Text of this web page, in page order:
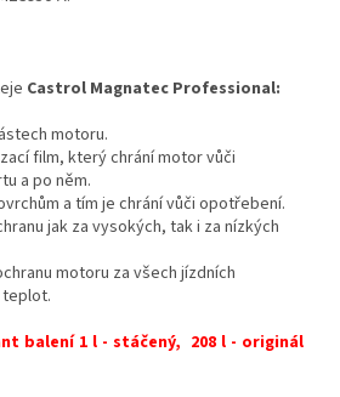
Castrol Magnatec Professional:
motoru.
film, který chrání motor vůči
a po něm.
a tím je chrání vůči opotřebení.
jak za vysokých, tak i za nízkých
motoru za všech jízdních
balení 1 l - stáčený, 208 l - originál